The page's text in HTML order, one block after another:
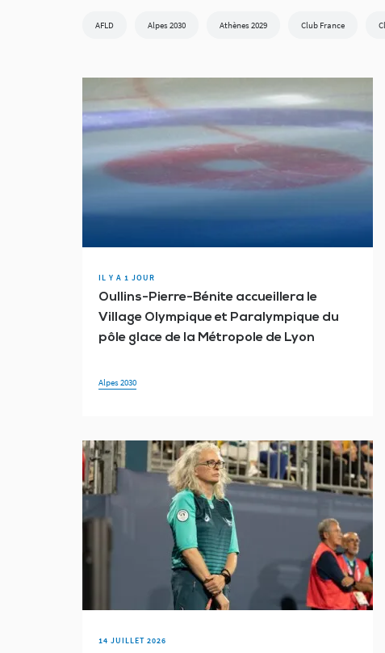
AFLD Alpes 2030 Athènes 2029 Club France
Fédération Française d'Aviron Fédération Française d'Équitation
Fédération Française de Judo Fédération française de Montagne
Fédération Française de Tir Fédération Française de tir à l'arc
Ministère des Sports
Rio 2016 Semaine Olympique et Paralympique Séminaire
Territoire Tokyo 2025
IL Y A 1 JOUR
Oullins-Pierre-Bénite accueillera le
Village Olympique et Paralympique du
pôle glace de la Métropole de Lyon
Alpes 2030
14 JUILLET 2026